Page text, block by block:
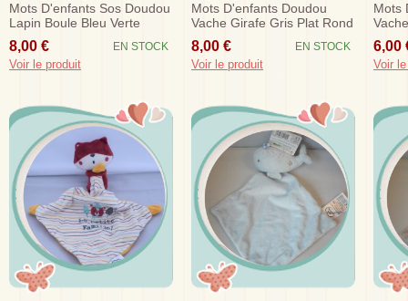
Mots D'enfants Sos Doudou
Lapin Boule Bleu Verte
8,00 € EN STOCK
Voir le produit
Mots D'enfants Doudou
Vache Girafe Gris Plat Rond
Queue Noeud Sos
8,00 € EN STOCK
Voir le produit
Mots
6,00
Voir